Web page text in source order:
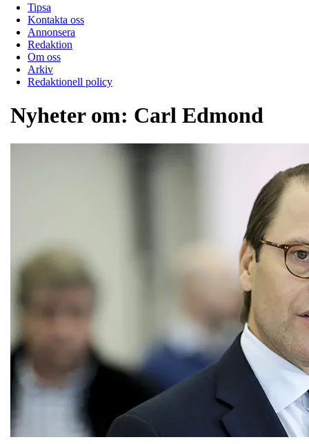
Tipsa
Kontakta oss
Annonsera
Redaktion
Om oss
Arkiv
Redaktionell policy
Nyheter om: Carl Edmond